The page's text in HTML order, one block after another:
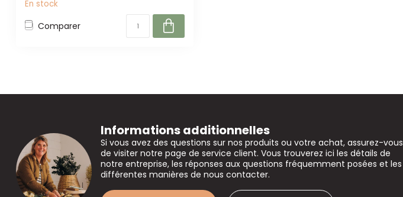
En stock
Comparer
Informations additionnelles
Si vous avez des questions sur nos produits ou votre achat, assurez-vous
de visiter notre page de service client. Vous trouverez ici les détails de
notre entreprise, les réponses aux questions fréquemment posées et les
différentes manières de nous contacter.